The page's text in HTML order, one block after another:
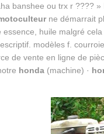
banshee ou trx r ????
ne démarrait
essence, huile malgré
modèles f.
de vente en ligne de
honda(machine) ·